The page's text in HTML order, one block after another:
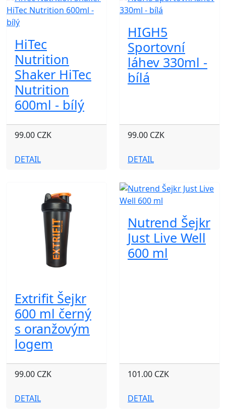
HiTec
Nutrition
Shaker HiTec
Nutrition
600ml - bílý
99.00 CZK
DETAIL
HIGH5
Sportovní
láhev 330ml -
bílá
99.00 CZK
DETAIL
Extrifit Šejkr
600 ml černý
s oranžovým
logem
99.00 CZK
DETAIL
Nutrend Šejkr
Just Live Well
600 ml
101.00 CZK
DETAIL